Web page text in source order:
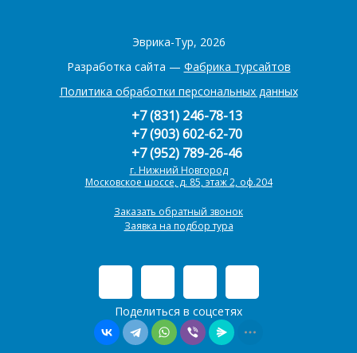
Эврика-Тур, 2026
Разработка сайта — Фабрика турсайтов
Политика обработки персональных данных
Поделиться в соцсетях
+7 (831) 246-78-13
+7 (903) 602-62-70
+7 (952) 789-26-46
г. Нижний Новгород
Московское шоссе, д. 85, этаж 2, оф.204
Заказать обратный звонок
Заявка на подбор тура